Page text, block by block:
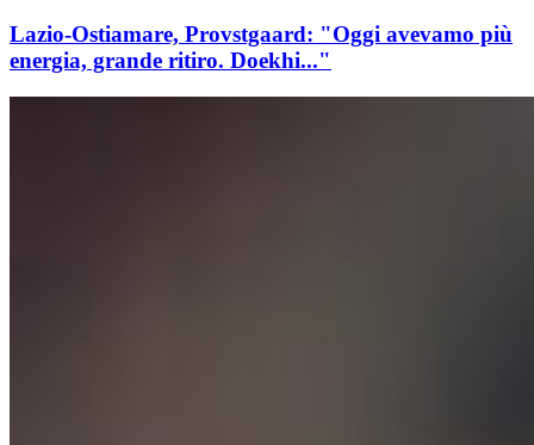
Lazio-Ostiamare, Provstgaard: "Oggi avevamo più
energia, grande ritiro. Doekhi..."